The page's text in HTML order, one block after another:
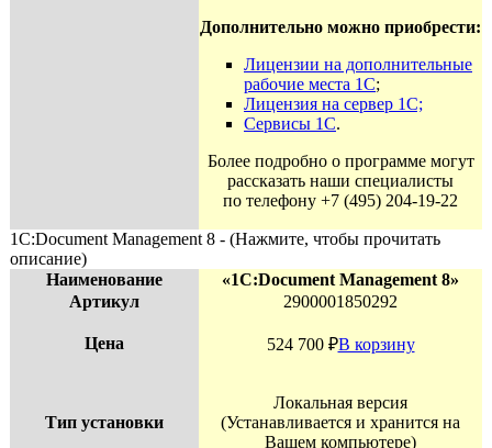
Дополнительно можно приобрести:
Лицензии на дополнительные
рабочие места 1С;
Лицензия на сервер 1С;
Сервисы 1С.
Более подробно о программе могут
рассказать наши специалисты
по телефону +7 (495) 204-19-22
1С:Document Management 8 - (Нажмите, чтобы прочитать
описание)
Наименование
«1С:Document Management 8»
Артикул
2900001850292
Цена 524 700 ₽В корзину
Тип установки
Локальная версия
(Устанавливается и хранится на
Вашем компьютере)